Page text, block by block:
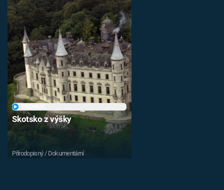
Skotsko z výšky
Přírodopisný / Dokumentární